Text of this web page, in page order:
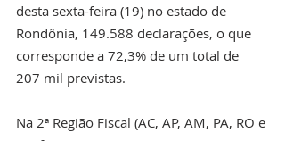
desta sexta-feira (19) no estado de
Rondônia, 149.588 declarações, o que
corresponde a 72,3% de um total de
207 mil previstas.
Na 2ª Região Fiscal (AC, AP, AM, PA, RO e